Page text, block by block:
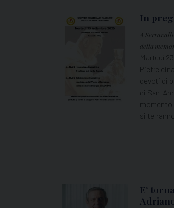
In
A
della
Martedì
devoti di
di
momento
si
E’